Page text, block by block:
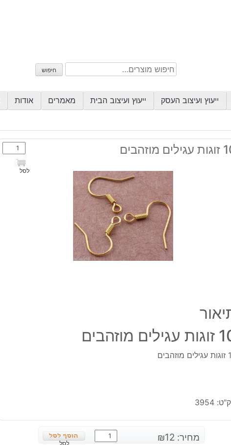
חיפוש
עבור:
חיפוש
ייעוץ ועיצוב העסק ייעוץ ועיצוב הבית מאמרים אודות
מוזהבים
כמות
של
10
לסל
מוזהבים
3954
מחיר: ₪12
כמות
לסל